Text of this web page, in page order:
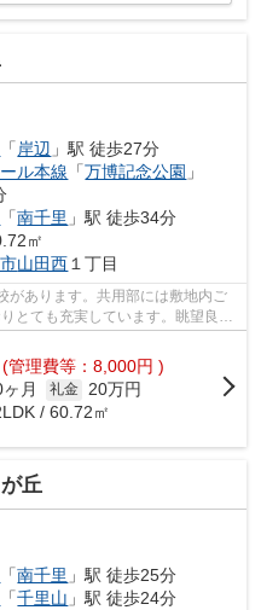
「岸辺 」駅 徒歩27分
ル本線 「万博記念公園 」
「南千里 」駅 徒歩34分
㎡
山田西 １丁目
があります。共用部には敷地内ご
とても充実しています。眺望良好
(管理費等：8,000円 )
月 礼金
20万円
/ 60.72㎡
丘
「南千里 」駅 徒歩25分
「千里山 」駅 徒歩24分